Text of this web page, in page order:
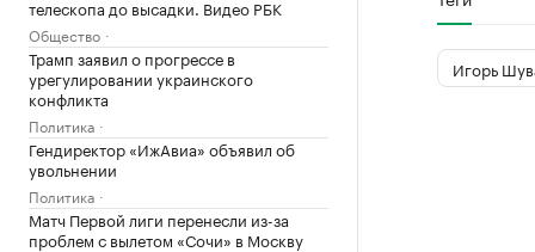
телескопа до высадки. Видео РБК
Общество
Трамп заявил о прогрессе в
урегулировании украинского
конфликта
Политика
Гендиректор «ИжАвиа» объявил об
увольнении
Политика
Матч Первой лиги перенесли из-за
проблем с вылетом «Сочи» в Москву
Игорь